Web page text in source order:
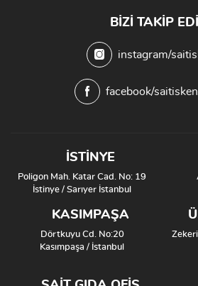
BIZI TAKIP
instagram/
facebook/
İSTİNYE
Poligon Mah. Katar Cad. No: 19
İstinye / Sarıyer İstanbul
KASIMPAŞA
Dörtkuyu Cd. No:20
Kasımpaşa / İstanbul